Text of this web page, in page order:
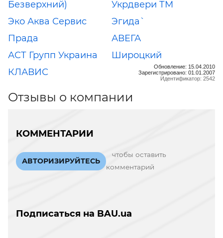
Безверхний)
Укрдвери ТМ
Эко Аква Сервис
Эгида`
Прада
АВЕГА
АСТ Групп Украина
Широцкий
КЛАВИС
Обновление: 15.04.2010
Зарегистрировано: 01.01.2007
Идентификатор: 2542
Отзывы о компании
КОММЕНТАРИИ
АВТОРИЗИРУЙТЕСЬ
чтобы оставить
комментарий
Подписаться на BAU.ua